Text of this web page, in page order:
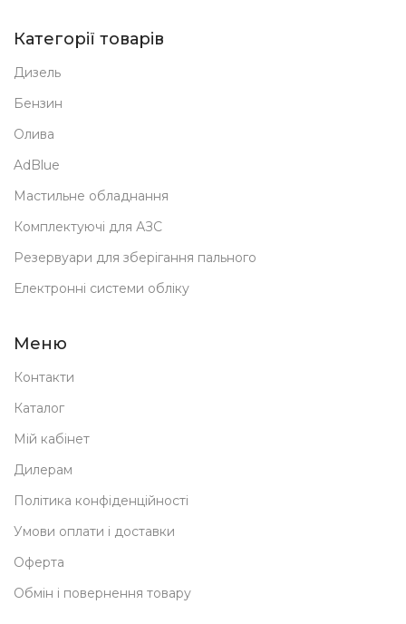
Категорії товарів
Дизель
Бензин
Олива
AdBlue
Мастильне обладнання
Комплектуючі для АЗС
Резервуари для зберігання пального
Електронні системи обліку
Меню
Контакти
Каталог
Мій кабінет
Дилерам
Політика конфіденційності
Умови оплати і доставки
Оферта
Обмін і повернення товару